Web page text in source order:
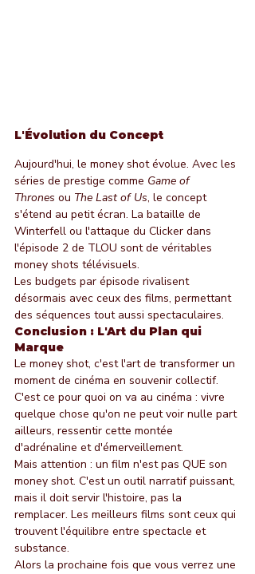
L'Évolution du Concept
Aujourd'hui, le money shot évolue. Avec les
séries de prestige comme Game of
Thrones ou The Last of Us, le concept
s'étend au petit écran. La bataille de
Winterfell ou l'attaque du Clicker dans
l'épisode 2 de TLOU sont de véritables
money shots télévisuels.
Les budgets par épisode rivalisent
désormais avec ceux des films, permettant
des séquences tout aussi spectaculaires.
Conclusion : L'Art du Plan qui
Marque
Le money shot, c'est l'art de transformer un
moment de cinéma en souvenir collectif.
C'est ce pour quoi on va au cinéma : vivre
quelque chose qu'on ne peut voir nulle part
ailleurs, ressentir cette montée
d'adrénaline et d'émerveillement.
Mais attention : un film n'est pas QUE son
money shot. C'est un outil narratif puissant,
mais il doit servir l'histoire, pas la
remplacer. Les meilleurs films sont ceux qui
trouvent l'équilibre entre spectacle et
substance.
Alors la prochaine fois que vous verrez une